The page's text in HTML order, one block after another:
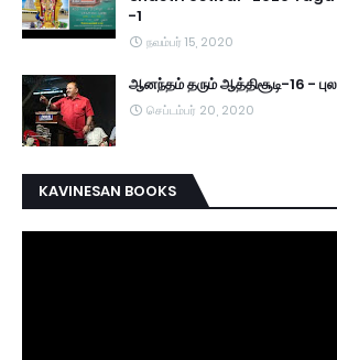
-1
நவம்பர் 15, 2020
ஆனந்தம் தரும் ஆத்திசூடி-16 -
செப்டம்பர் 20, 2020
KAVINESAN BOOKS